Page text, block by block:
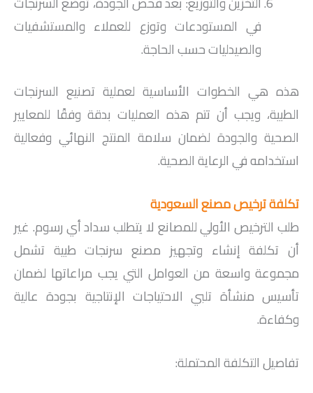
في المستودعات وتوزع للعملاء والمستشفيات
والصيدليات حسب الحاجة.
هذه هي الخطوات الأساسية لعملية تصنيع السرنجات
الطبية، ويجب أن تتم هذه العمليات بدقة وفقًا للمعايير
الصحية والجودة لضمان سلامة المنتج النهائي وفعالية
استخدامه في الرعاية الصحية.
تكلفة ترخيص مصنع السعودية
طلب الترخيص الأولي للمصانع لا يتطلب سداد أي رسوم. غير
أن تكلفة إنشاء وتجهيز مصنع سرنجات طبية تشمل
مجموعة واسعة من العوامل التي يجب مراعاتها لضمان
تأسيس منشأة تلبي الاحتياجات الإنتاجية بجودة عالية
وكفاءة.
تفاصيل التكلفة المحتملة: